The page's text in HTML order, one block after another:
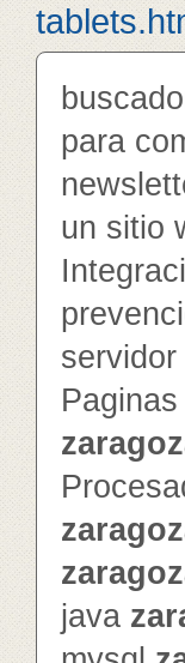
para
un sitio
servidor
java